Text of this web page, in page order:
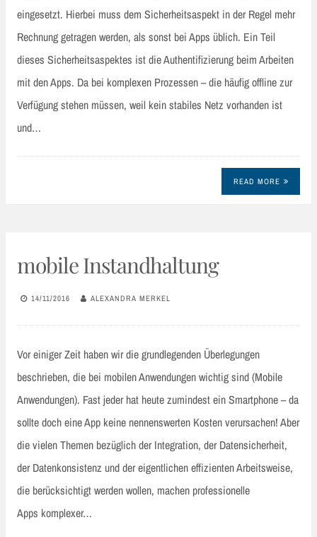
eingesetzt. Hierbei muss dem Sicherheitsaspekt in der Regel mehr
Rechnung getragen werden, als sonst bei Apps üblich. Ein Teil
dieses Sicherheitsaspektes ist die Authentifizierung beim Arbeiten
mit den Apps. Da bei komplexen Prozessen – die häufig offline zur
Verfügung stehen müssen, weil kein stabiles Netz vorhanden ist
und…
READ MORE
mobile Instandhaltung
14/11/2016 ALEXANDRA MERKEL
Vor einiger Zeit haben wir die grundlegenden Überlegungen
beschrieben, die bei mobilen Anwendungen wichtig sind (Mobile
Anwendungen). Fast jeder hat heute zumindest ein Smartphone – da
sollte doch eine App keine nennenswerten Kosten verursachen! Aber
die vielen Themen bezüglich der Integration, der Datensicherheit,
der Datenkonsistenz und der eigentlichen effizienten Arbeitsweise,
die berücksichtigt werden wollen, machen professionelle
Apps komplexer…